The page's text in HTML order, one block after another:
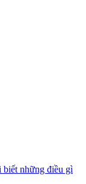
biết những điều gì